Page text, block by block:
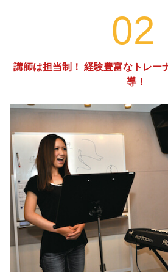
02
講師は担当制！ 経験豊富なトレー
導！